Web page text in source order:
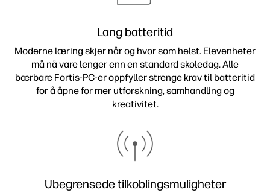
Lang batteritid
Moderne læring skjer når og hvor som helst. Elevenheter
må nå vare lenger enn en standard skoledag. Alle
bærbare Fortis-PC-er oppfyller strenge krav til batteritid
for å åpne for mer utforskning, samhandling og
kreativitet.
Ubegrensede tilkoblingsmuligheter